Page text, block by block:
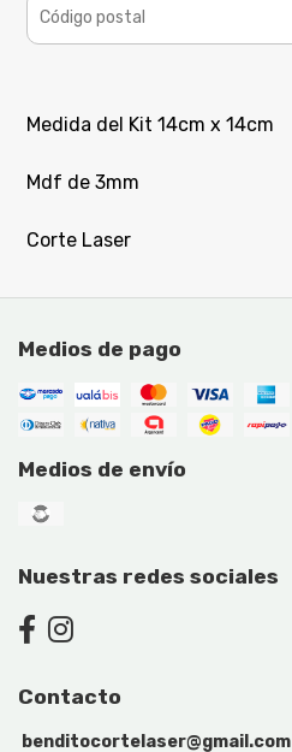
Medida del Kit 14cm x 14cm
Mdf de 3mm
Corte Laser
Medios de pago
Medios de envío
Nuestras redes sociales
Contacto
benditocortelaser@gmail.com